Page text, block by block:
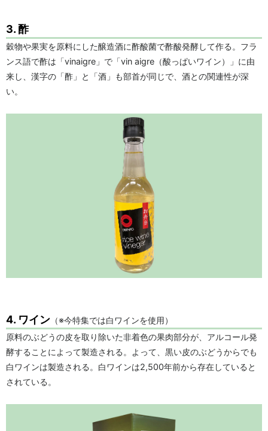
3. 酢
穀物や果実を原料にした醸造酒に酢酸菌で酢酸発酵して作る。フラ
ンス語で酢は「vinaigre」で「vin aigre（酸っぱいワイン）」に由
来し、漢字の「酢」と「酒」も部首が同じで、酒との関連性が深
い。
4. ワイン （※今特集では白ワインを使用）
原料のぶどうの皮を取り除いた非着色の果肉部分が、アルコール発
酵することによって製造される。よって、黒い皮のぶどうからでも
白ワインは製造される。白ワインは2,500年前から存在していると
されている。